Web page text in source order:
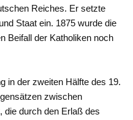
Reiches. Er setzte
Staat ein. 1875 wurde die
Beifall der Katholiken noch
in der zweiten Hälfte des 19.
zwischen
die durch den Erlaß des